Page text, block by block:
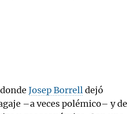
Josep Borrelldejó
–a veces polémico– y de